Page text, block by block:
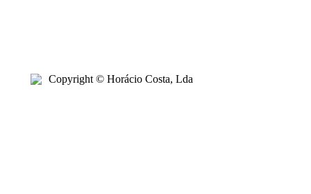
Copyright © Horácio Costa, Lda